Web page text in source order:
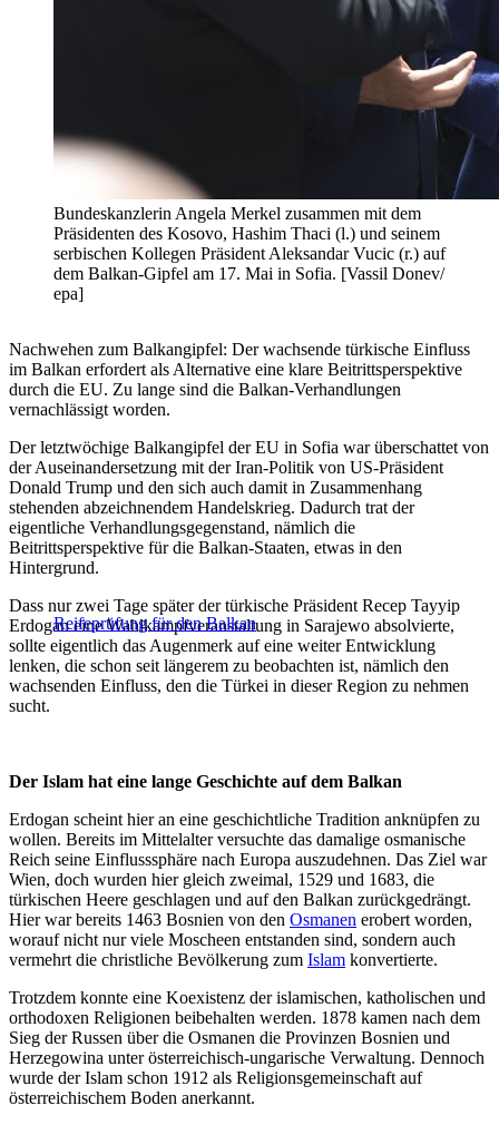
Bundeskanzlerin Angela Merkel zusammen mit dem
Präsidenten des Kosovo, Hashim Thaci (l.) und seinem
serbischen Kollegen Präsident Aleksandar Vucic (r.) auf
dem Balkan-Gipfel am 17. Mai in Sofia. [Vassil Donev/
epa]
Nachwehen zum Balkangipfel: Der wachsende türkische Einfluss
im Balkan erfordert als Alternative eine klare Beitrittsperspektive
durch die EU. Zu lange sind die Balkan-Verhandlungen
vernachlässigt worden.
Der letztwöchige Balkangipfel der EU in Sofia war überschattet von
der Auseinandersetzung mit der Iran-Politik von US-Präsident
Donald Trump und den sich auch damit in Zusammenhang
stehenden abzeichnendem Handelskrieg. Dadurch trat der
eigentliche Verhandlungsgegenstand, nämlich die
Beitrittsperspektive für die Balkan-Staaten, etwas in den
Hintergrund.
Reifeprüfung für den Balkan
Dass nur zwei Tage später der türkische Präsident Recep Tayyip
Erdogan eine Wahlkampfveranstaltung in Sarajewo absolvierte,
sollte eigentlich das Augenmerk auf eine weiter Entwicklung
lenken, die schon seit längerem zu beobachten ist, nämlich den
wachsenden Einfluss, den die Türkei in dieser Region zu nehmen
sucht.
Der Islam hat eine lange Geschichte auf dem Balkan
Erdogan scheint hier an eine geschichtliche Tradition anknüpfen zu
wollen. Bereits im Mittelalter versuchte das damalige osmanische
Reich seine Einflusssphäre nach Europa auszudehnen. Das Ziel war
Wien, doch wurden hier gleich zweimal, 1529 und 1683, die
türkischen Heere geschlagen und auf den Balkan zurückgedrängt.
Hier war bereits 1463 Bosnien von den Osmanen erobert worden,
worauf nicht nur viele Moscheen entstanden sind, sondern auch
vermehrt die christliche Bevölkerung zum Islam konvertierte.
Trotzdem konnte eine Koexistenz der islamischen, katholischen und
orthodoxen Religionen beibehalten werden. 1878 kamen nach dem
Sieg der Russen über die Osmanen die Provinzen Bosnien und
Herzegowina unter österreichisch-ungarische Verwaltung. Dennoch
wurde der Islam schon 1912 als Religionsgemeinschaft auf
österreichischem Boden anerkannt.